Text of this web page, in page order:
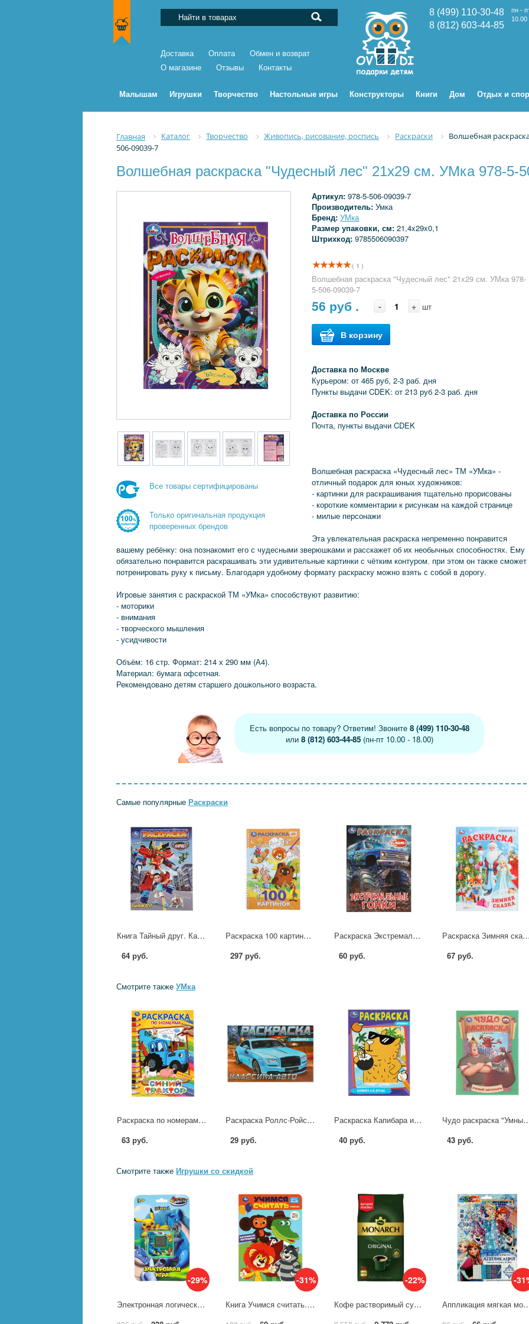
Доставка Оплата
Обмен и возврат
О магазине
Отзывы Контакты
8 (499) 110-30-48
пн -
10.00
8 (812) 603-44-85
Малышам Игрушки Творчество Настольные игры Конструкторы Книги Дом Отдых и
Главная Каталог Творчество Живопись, рисование, роспись Раскраски
Волшебная
506-09039-7
Волшебная раскраска "Чудесный лес" 21х29 см. УМка 978-5-
Все товары сертифицированы
Только оригинальная продукция
проверенных брендов
Артикул:978-5-506-09039-7
Производитель:Умка
Бренд:УМка
Размер упаковки, см:21,4x29x0,1
Штрихкод:9785506090397
( 1 )
Волшебная раскраска "Чудесный лес" 21х29 см. УМка 978-
5-506-09039-7
56 руб . - + шт
В корзину
Доставка по Москве
Курьером: от 465 руб, 2-3 раб. дня
Пункты выдачи CDEK: от 213 руб 2-3 раб. дня
Доставка по России
Почта, пункты выдачи CDEK
Волшебная раскраска «Чудесный лес» ТМ «УМка» -
отличный подарок для юных художников:
- картинки для раскрашивания тщательно прорисованы
- короткие комментарии к рисункам на каждой странице
- милые персонажи
Эта увлекательная раскраска непременно понравится
вашему ребёнку: она познакомит его с чудесными зверюшками и расскажет об их необычных способностях. Ему
обязательно понравится раскрашивать эти удивительные картинки с чётким контуром, при этом он также сможет
потренировать руку к письму. Благодаря удобному формату раскраску можно взять с собой в дорогу.
Игровые занятия с раскраской ТМ «УМка» способствуют развитию:
- моторики
- внимания
- творческого мышления
- усидчивости
Объём: 16 стр. Формат: 214 х 290 мм (А4).
Материал: бумага офсетная.
Рекомендовано детям старшего дошкольного возраста.
Есть вопросы по товару? Ответим! Звоните 8 (499) 110-30-48
или 8 (812) 603-44-85(пн-пт 10.00 - 18.00)
Самые популярные Раскраски
Книга Тайный друг. Карбот, 16 стр. УМка 978-5-506-10979-2
64 руб.
Раскраска 100 картинок. Союзмультфильм, 100 стр. УМка 978-5-506-11338-6
297 руб.
Раскраска Экстремальные гонки, 16 стр. УМка 978-5-506-11498-7
60 руб.
Раскраска Зимняя сказка, 16 стр. УМка 978-5-506-10750-7
67 руб.
Смотрите также УМка
Раскраска по номерам "Синий трактор" Умка 978-5-506-04489-5
63 руб.
Раскраска Роллс-Ройс, 8 стр. УМка 978-5-506-08306-1 (100)
29 руб.
Раскраска Капибара и её друзья, 16 стр. Умка 978-5-506-09175-2
40 руб.
Чудо раскраска "Умный богатырь. Три
43 руб.
Смотрите также Игрушки со скидкой
-29%
Электронная логическая игра питомец, комикс Играем Вместе ZY770551-R22
-31%
Книга Учимся считать. Союзмультфильм Умка 978-5-506-08902-5
-22%
Кофе растворимый сублимированный Monarch Original, пакет 800гр 1854891 4070479
-
Аппликация мягкая мозаика